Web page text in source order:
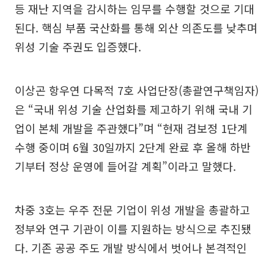
등 재난 지역을 감시하는 임무를 수행할 것으로 기대
된다. 핵심 부품 국산화를 통해 외산 의존도를 낮추며
위성 기술 주권도 입증했다.
이상곤 항우연 다목적 7호 사업단장(총괄연구책임자)
은 “국내 위성 기술 산업화를 제고하기 위해 국내 기
업이 본체 개발을 주관했다”며 “현재 검보정 1단계
수행 중이며 6월 30일까지 2단계 완료 후 올해 하반
기부터 정상 운영에 들어갈 계획”이라고 말했다.
차중 3호는 우주 전문 기업이 위성 개발을 총괄하고
정부와 연구 기관이 이를 지원하는 방식으로 추진됐
다. 기존 공공 주도 개발 방식에서 벗어나 본격적인